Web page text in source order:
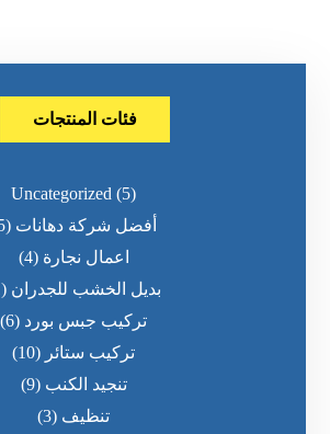
فئات المنتجات
Uncategorized (5)
أفضل شركة دهانات (5)
اعمال نجارة (4)
بديل الخشب للجدران (1)
تركيب جبس بورد (6)
تركيب ستائر (10)
تنجيد الكنب (9)
تنظيف (3)